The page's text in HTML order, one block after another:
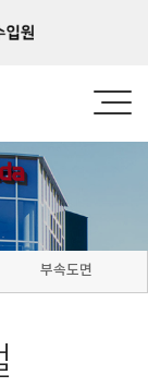
부속도면